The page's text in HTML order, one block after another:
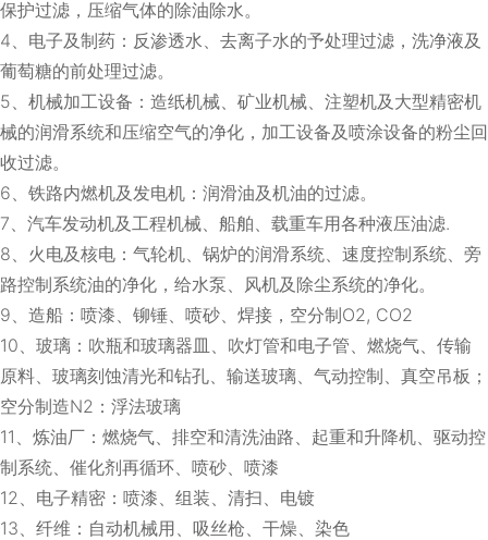
保护过滤，压缩气体的除油除水。
4、电子及制药：反渗透水、去离子水的予处理过滤，洗净液及
葡萄糖的前处理过滤。
5、机械加工设备：造纸机械、矿业机械、注塑机及大型精密机
械的润滑系统和压缩空气的净化，加工设备及喷涂设备的粉尘回
收过滤。
6、铁路内燃机及发电机：润滑油及机油的过滤。
7、汽车发动机及工程机械、船舶、载重车用各种液压油滤.
8、火电及核电：气轮机、锅炉的润滑系统、速度控制系统、旁
路控制系统油的净化，给水泵、风机及除尘系统的净化。
9、造船：喷漆、铆锤、喷砂、焊接，空分制O2, CO2
10、玻璃：吹瓶和玻璃器皿、吹灯管和电子管、燃烧气、传输
原料、玻璃刻蚀清光和钻孔、输送玻璃、气动控制、真空吊板；
空分制造N2：浮法玻璃
11、炼油厂：燃烧气、排空和清洗油路、起重和升降机、驱动控
制系统、催化剂再循环、喷砂、喷漆
12、电子精密：喷漆、组装、清扫、电镀
13、纤维：自动机械用、吸丝枪、干燥、染色